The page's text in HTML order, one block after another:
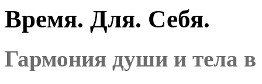
Время. Для. Себя.
Гармония души и тела в